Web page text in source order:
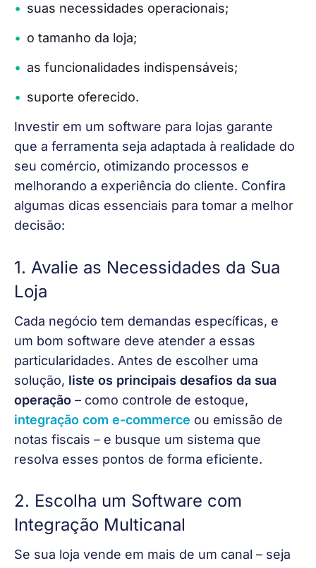
suas necessidades operacionais;
o tamanho da loja;
as funcionalidades indispensáveis;
suporte oferecido.
Investir em um software para lojas garante
que a ferramenta seja adaptada à realidade do
seu comércio, otimizando processos e
melhorando a experiência do cliente. Confira
algumas dicas essenciais para tomar a melhor
decisão:
1. Avalie as Necessidades da Sua
Loja
Cada negócio tem demandas específicas, e
um bom software deve atender a essas
particularidades. Antes de escolher uma
solução, liste os principais desafios da sua
operação – como controle de estoque,
integração com e-commerce ou emissão de
notas fiscais – e busque um sistema que
resolva esses pontos de forma eficiente.
2. Escolha um Software com
Integração Multicanal
Se sua loja vende em mais de um canal – seja